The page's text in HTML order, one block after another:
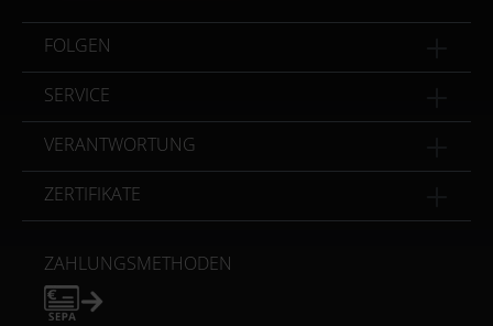
FOLGEN
SERVICE
VERANTWORTUNG
ZERTIFIKATE
ZAHLUNGSMETHODEN